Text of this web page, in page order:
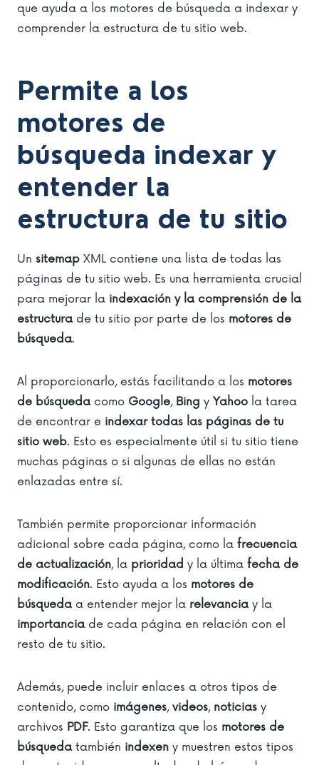
que ayuda a los motores de búsqueda a indexar y
comprender la estructura de tu sitio web.
Permite a los
motores de
búsqueda indexar y
entender la
estructura de tu sitio
Un sitemap XML contiene una lista de todas las
páginas de tu sitio web. Es una herramienta crucial
para mejorar la indexación y la comprensión de la
estructurade tu sitio por parte de los motores de
búsqueda.
Al proporcionarlo, estás facilitando a los motores
de búsquedacomo Google, Bing y Yahoo la tarea
de encontrar e indexar todas las páginas de tu
sitio web. Esto es especialmente útil si tu sitio tiene
muchas páginas o si algunas de ellas no están
enlazadas entre sí.
También permite proporcionar información
adicional sobre cada página, como la frecuencia
de actualización, la prioridad y la última fecha de
modificación. Esto ayuda a los motores de
búsquedaa entender mejor la relevanciay la
importanciade cada página en relación con el
resto de tu sitio.
Además, puede incluir enlaces a otros tipos de
contenido, como imágenes, videos, noticias y
archivos PDF. Esto garantiza que los motores de
búsquedatambién indexen y muestren estos tipos